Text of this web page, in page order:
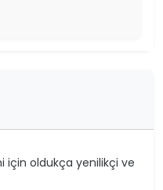
için oldukça yenilikçi ve